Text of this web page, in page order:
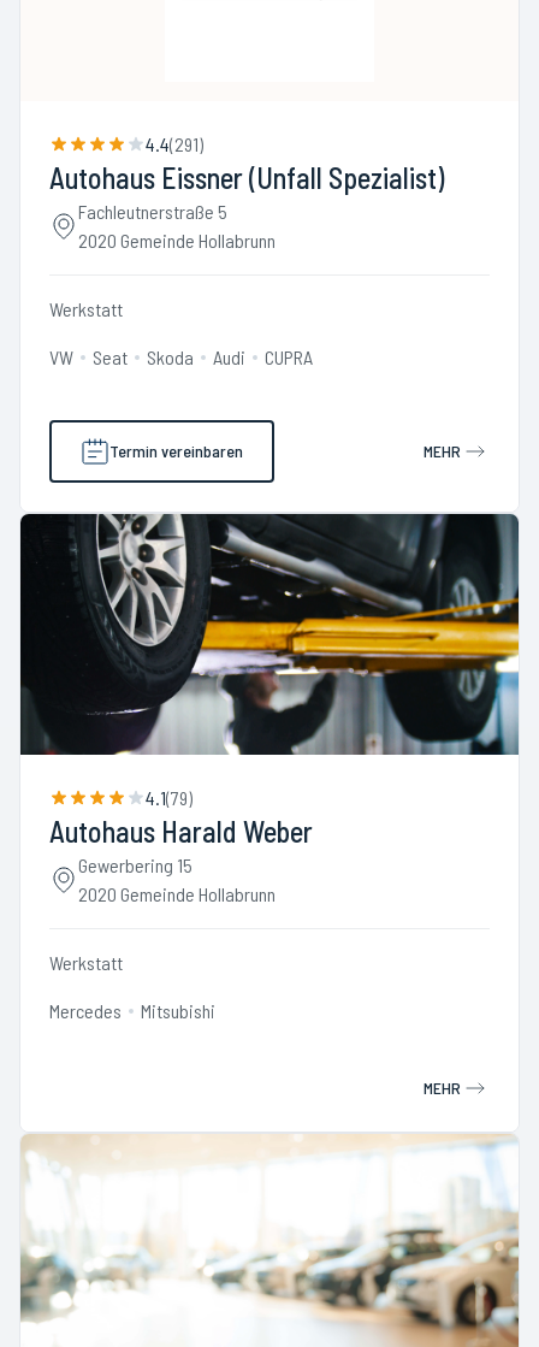
4.4(291)
Autohaus Eissner (Unfall Spezialist)
Fachleutnerstraße 5
2020 Gemeinde Hollabrunn
Werkstatt
VW Seat Skoda Audi CUPRA
Termin vereinbaren MEHR
4.1(79)
Autohaus Harald Weber
Gewerbering 15
2020 Gemeinde Hollabrunn
Werkstatt
Mercedes Mitsubishi
MEHR